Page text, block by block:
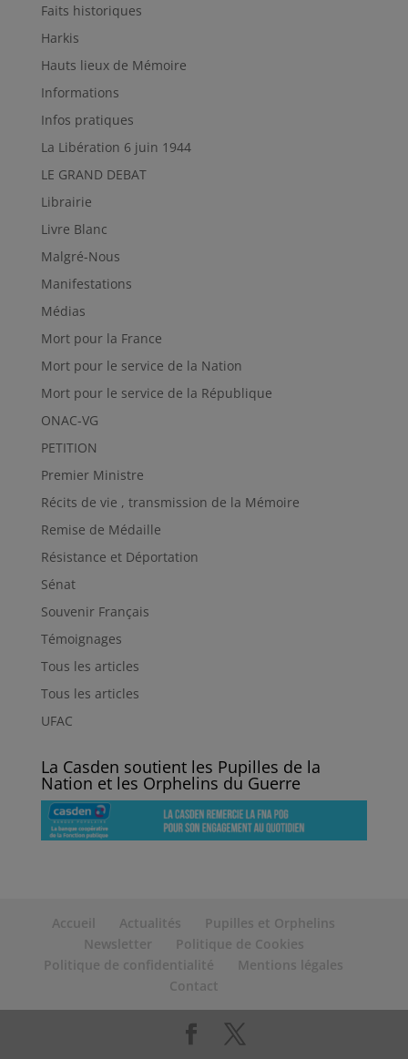
Faits historiques
Harkis
Hauts lieux de Mémoire
Informations
Infos pratiques
La Libération 6 juin 1944
LE GRAND DEBAT
Librairie
Livre Blanc
Malgré-Nous
Manifestations
Médias
Mort pour la France
Mort pour le service de la Nation
Mort pour le service de la République
ONAC-VG
PETITION
Premier Ministre
Récits de vie , transmission de la Mémoire
Remise de Médaille
Résistance et Déportation
Sénat
Souvenir Français
Témoignages
Tous les articles
Tous les articles
UFAC
La Casden soutient les Pupilles de la
Nation et les Orphelins du Guerre
Accueil Actualités
Pupilles et Orphelins
Newsletter
Politique de Cookies
Politique de confidentialité
Mentions légales
Contact